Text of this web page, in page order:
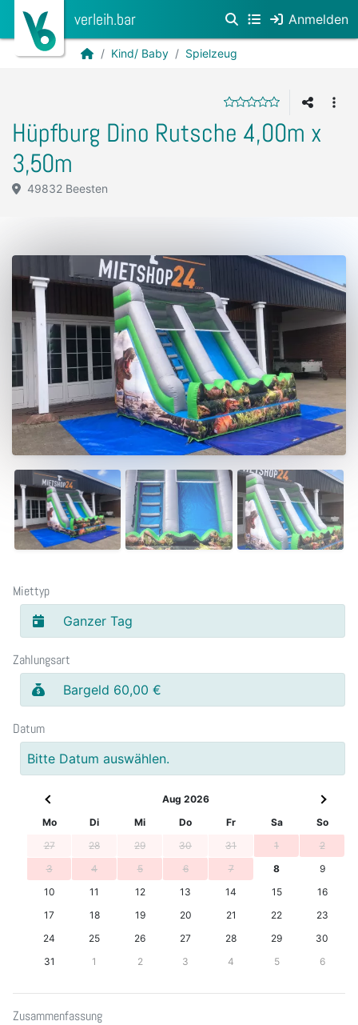
verleih.bar Anmelden
Kind/ Baby Spielzeug
Hüpfburg Dino Rutsche 4,00m x
3,50m
49832 Beesten
Miettyp
Ganzer Tag
Zahlungsart
Bargeld 60,00 €
Datum
Bitte Datum auswählen.
Aug 2026
Mo
Di Mi Do Fr Sa
So
27
28 29 30 31 1
2
3
4 5 6 7 8
9
10
11 12 13 14 15
16
17
18 19 20 21 22
23
24
25 26 27 28 29
30
31
1 2 3 4 5 6
Zusammenfassung